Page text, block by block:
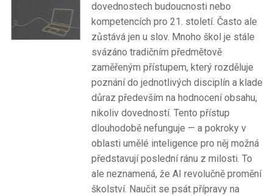
dovednostech budoucnosti nebo
kompetencích pro 21. století. Často ale
zůstává jen u slov. Mnoho škol je stále
svázáno tradičním předmětově
zaměřeným přístupem, který rozděluje
poznání do jednotlivých disciplín a klade
důraz především na hodnocení obsahu,
nikoliv dovedností. Tento přístup
dlouhodobě nefunguje — a pokroky v
oblasti umělé inteligence pro něj možná
představují poslední ránu z milosti. To
ale neznamená, že AI revolučně promění
školství. Naučit se psát přípravy na